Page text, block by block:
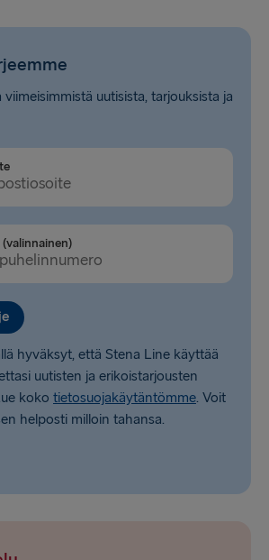
viimeisimmistä uutisista, tarjouksista ja
hyväksyt, että Stena Line käyttää
uutisten ja erikoistarjousten
koko tietosuojakäytäntömme. Voit
helposti milloin tahansa.